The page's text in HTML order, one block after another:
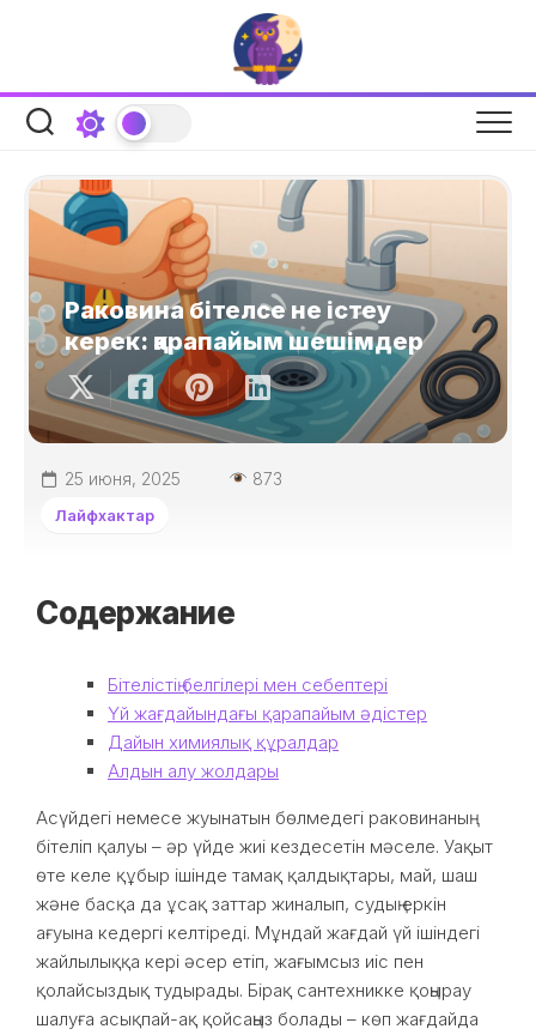
Раковина бітелсе не істеу
керек: қарапайым шешімдер
25 июня, 2025 873
Лайфхактар
Содержание
Бітелістің белгілері мен себептері
Үй жағдайындағы қарапайым әдістер
Дайын химиялық құралдар
Алдын алу жолдары
Асүйдегі немесе жуынатын бөлмедегі раковинаның
бітеліп қалуы – әр үйде жиі кездесетін мәселе. Уақыт
өте келе құбыр ішінде тамақ қалдықтары, май, шаш
және басқа да ұсақ заттар жиналып, судың еркін
ағуына кедергі келтіреді. Мұндай жағдай үй ішіндегі
жайлылыққа кері әсер етіп, жағымсыз иіс пен
қолайсыздық тудырады. Бірақ сантехникке қоңырау
шалуға асықпай-ақ қойсаңыз болады – көп жағдайда